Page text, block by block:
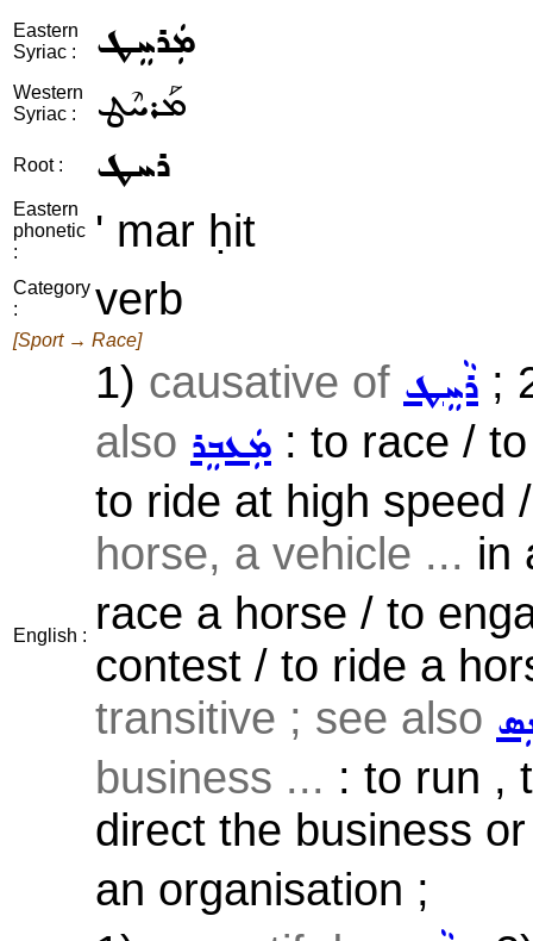
Eastern
Syriac :
ܡܲܪܚܸܛ
Western
Syriac :
ܡܰܪܚܶܛ
Root : ܪܚܛ
Eastern
phonetic
:
' mar ḥit
Category
:
verb
[Sport → Race]
English :
1) causative of ܪܵܚܸܛ ;
also ܡܲܥܒܸܪ : to race /
to ride at high speed
horse, a vehicle ... in
race a horse / to
contest / to ride a
transitive ; see also
business ... : to run ,
direct the business
an organisation ;